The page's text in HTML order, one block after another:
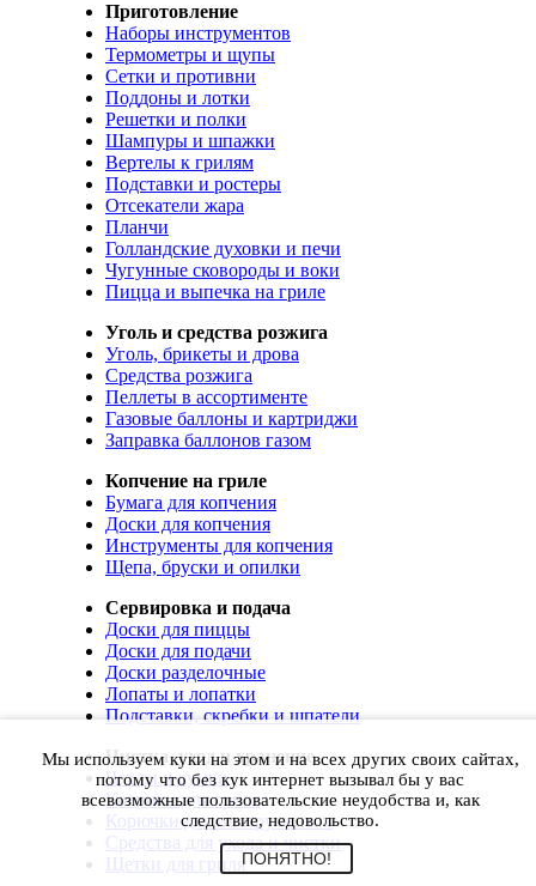
Приготовление
Наборы инструментов
Термометры и щупы
Сетки и противни
Поддоны и лотки
Решетки и полки
Шампуры и шпажки
Вертелы к грилям
Подставки и ростеры
Отсекатели жара
Планчи
Голландские духовки и печи
Чугунные сковороды и воки
Пицца и выпечка на гриле
Уголь и средства розжига
Уголь, брикеты и дрова
Средства розжига
Пеллеты в ассортименте
Газовые баллоны и картриджи
Заправка баллонов газом
Копчение на гриле
Бумага для копчения
Доски для копчения
Инструменты для копчения
Щепа, бруски и опилки
Сервировка и подача
Доски для пиццы
Доски для подачи
Доски разделочные
Лопаты и лопатки
Подставки, скребки и шпатели
Чистка, уход и хранение
Чехлы и сумки
Коврики для гриля
Корючки для инструментов
Средства для ухода и чистки
Щетки для гриля
Мы используем куки на этом и на всех других своих сайтах,
потому что без кук интернет вызывал бы у вас
всевозможные пользовательские неудобства и, как
следствие, недовольство.
ПОНЯТНО!